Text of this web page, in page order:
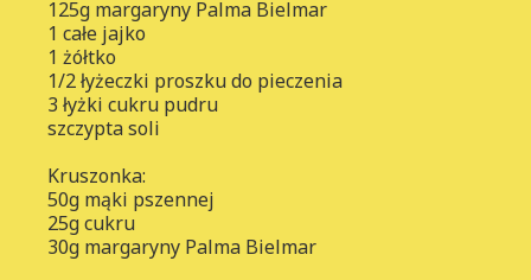
125g margaryny Palma Bielmar
1 całe jajko
1 żółtko
1/2 łyżeczki proszku do pieczenia
3 łyżki cukru pudru
szczypta soli
Kruszonka:
50g mąki pszennej
25g cukru
30g margaryny Palma Bielmar